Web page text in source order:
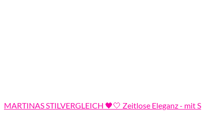
MARTINAS STILVERGLEICH 🖤🤍 Zeitlose Eleganz - mit S